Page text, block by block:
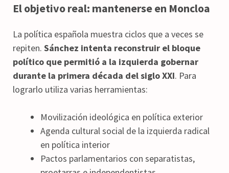
El objetivo real: mantenerse en Moncloa
La política española muestra ciclos que a veces se
repiten. Sánchez intenta reconstruir el bloque
político que permitió a la izquierda gobernar
durante la primera década del siglo XXI. Para
lograrlo utiliza varias herramientas:
Movilización ideológica en política exterior
Agenda cultural social de la izquierda radical
en política interior
Pactos parlamentarios con separatistas,